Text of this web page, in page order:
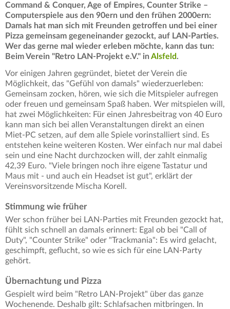
Command & Conquer, Age of Empires, Counter Strike –
Computerspiele aus den 90ern und den frühen 2000ern:
Damals hat man sich mit Freunden getroffen und bei einer
Pizza gemeinsam gegeneinander gezockt, auf LAN-Parties.
Wer das gerne mal wieder erleben möchte, kann das tun:
Beim Verein "Retro LAN-Projekt e.V." in Alsfeld.
Vor einigen Jahren gegründet, bietet der Verein die
Möglichkeit, das "Gefühl von damals" wiederzuerleben:
Gemeinsam zocken, hören, wie sich die Mitspieler aufregen
oder freuen und gemeinsam Spaß haben. Wer mitspielen will,
hat zwei Möglichkeiten: Für einen Jahresbeitrag von 40 Euro
kann man sich bei allen Veranstaltungen direkt an einen
Miet-PC setzen, auf dem alle Spiele vorinstalliert sind. Es
entstehen keine weiteren Kosten. Wer einfach nur mal dabei
sein und eine Nacht durchzocken will, der zahlt einmalig
42,39 Euro. "Viele bringen noch ihre eigene Tastatur und
Maus mit - und auch ein Headset ist gut", erklärt der
Vereinsvorsitzende Mischa Korell.
Stimmung wie früher
Wer schon früher bei LAN-Parties mit Freunden gezockt hat,
fühlt sich schnell an damals erinnert: Egal ob bei "Call of
Duty", "Counter Strike" oder "Trackmania": Es wird gelacht,
geschimpft, geflucht, so wie es sich für eine LAN-Party
gehört.
Übernachtung und Pizza
Gespielt wird beim "Retro LAN-Projekt" über das ganze
Wochenende. Deshalb gilt: Schlafsachen mitbringen. In